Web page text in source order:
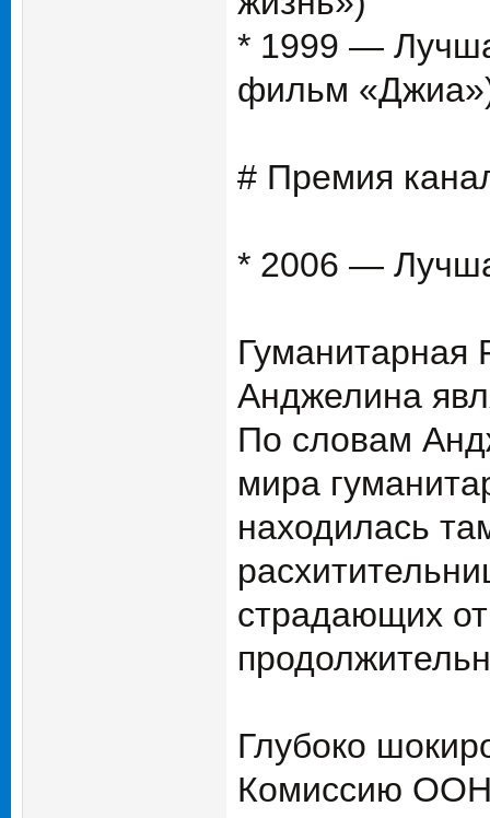
* 1999 —
фильм
# Премия
* 2006 —
Гуманитарная
Анджелина
По словам
мира
находилась
страдающих
Глубоко
Комиссию ООН